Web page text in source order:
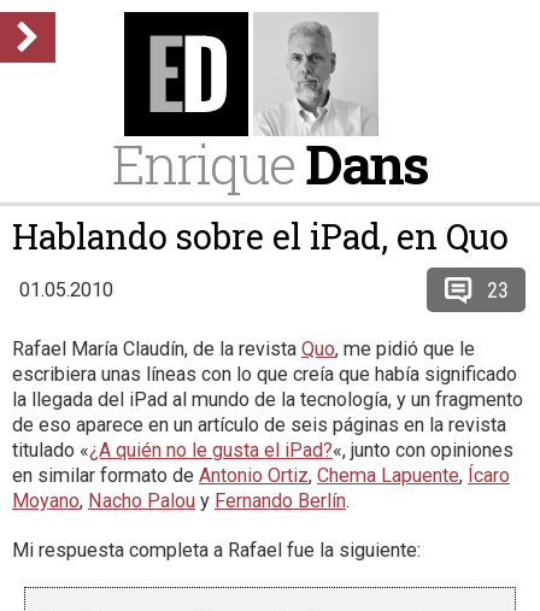
EnriqueDans
Hablando sobre el iPad, en Quo
01.05.2010 23
Rafael María Claudín, de la revista Quo, me pidió que le
escribiera unas líneas con lo que creía que había significado
la llegada del iPad al mundo de la tecnología, y un fragmento
de eso aparece en un artículo de seis páginas en la revista
titulado «¿A quién no le gusta el iPad?«, junto con opiniones
en similar formato de Antonio Ortiz, Chema Lapuente, Ícaro
Moyano, Nacho Palou y Fernando Berlín.
Mi respuesta completa a Rafael fue la siguiente: